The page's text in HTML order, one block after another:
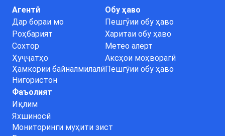
Агентӣ
Дар бораи мо
Роҳбарият
Сохтор
Ҳуҷҷатҳо
Ҳамкории байналмилалӣ
Нигористон
Обу ҳаво
Пешгӯии обу ҳаво
Харитаи обу ҳаво
Метео алерт
Аксҳои моҳворагӣ
Пешгӯии обу ҳаво
Фаъолият
Иқлим
Яхшиносӣ
Мониторинги муҳити зист